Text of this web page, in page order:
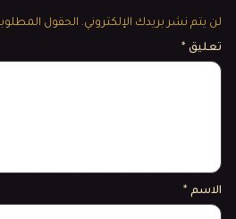
لن يتم نشر بريدك الإلكتروني. الحقول
تعليق *
الاسم *